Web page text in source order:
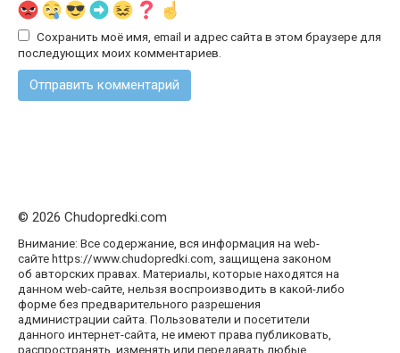
Сохранить моё имя, email и адрес сайта в этом браузере для
последующих моих комментариев.
© 2026 Chudopredki.com
Внимание: Все содержание, вся информация на web-
сайте https://www.chudopredki.com, защищена законом
об авторских правах. Материалы, которые находятся на
данном web-сайте, нельзя воспроизводить в какой-либо
форме без предварительного разрешения
администрации сайта. Пользователи и посетители
данного интернет-сайта, не имеют права публиковать,
распространять, изменять или передавать любые